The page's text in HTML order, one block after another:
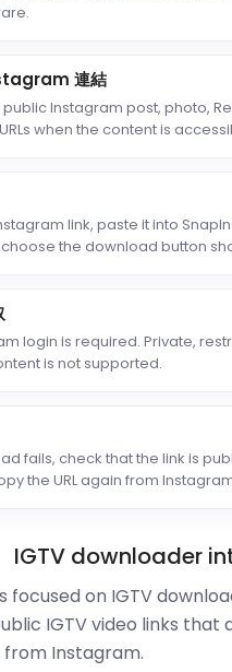
連結
Instagram post, photo,
when the content is
link, paste it into
the download button
login is required. Private,
is not supported.
fails, check that the link is
the URL again from
IGTV downloader
focused on IGTV
IGTV video links that
from Instagram.